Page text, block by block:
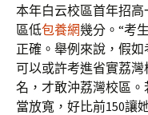
本年白云校區首年招
區低包養網幾分。“考
正確。舉例來說，假
可以或許考進省實荔
名，才敢沖荔灣校區
當放寬，好比前150讓